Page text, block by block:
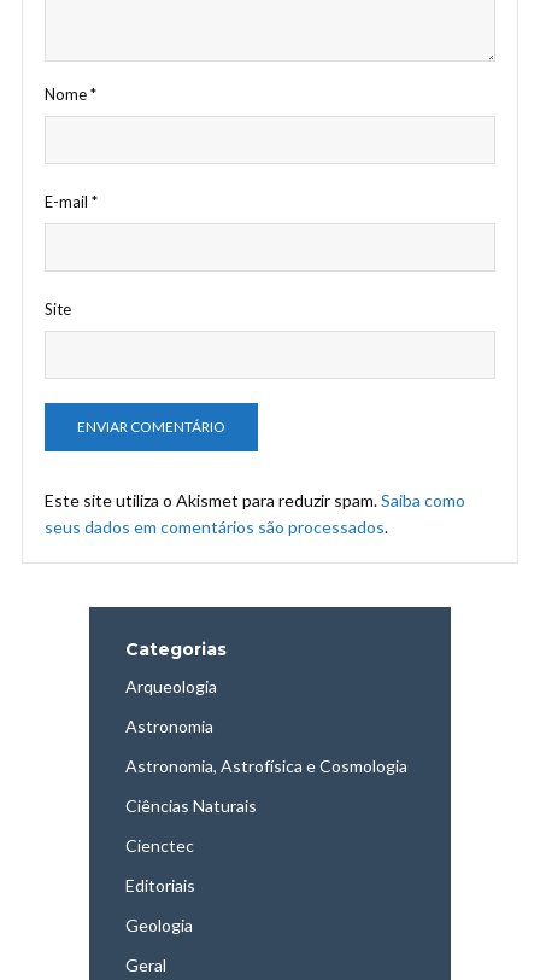
Nome*
E-mail *
Site
Este site utiliza o Akismet para reduzir spam.Saiba como
seus dados em comentários são processados.
Categorias
Arqueologia
Astronomia
Astronomia, Astrofísica e Cosmologia
Ciências Naturais
Cienctec
Editoriais
Geologia
Geral